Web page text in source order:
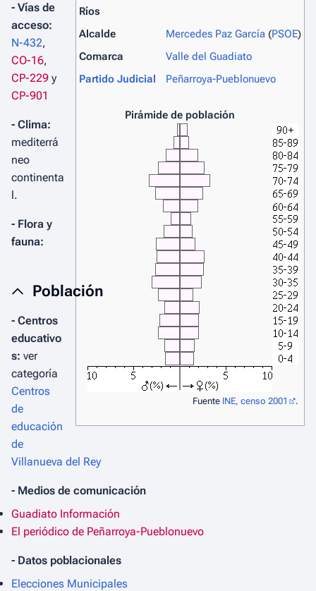
Ríos
Alcalde
Mercedes Paz García (PSOE)
Comarca
Valle del Guadiato
Partido Judicial
Peñarroya-Pueblonuevo
Pirámide de población
Fuente INE, censo 2001 .
- Vías de
acceso:
N-432,
CO-16,
CP-229 y
CP-901
- Clima:
mediterrá
neo
continenta
l.
- Flora y
fauna:
Población
- Centros
educativo
s: ver
categoría
Centros
de
educación
de
Villanueva del Rey
- Medios de comunicación
Guadiato Información
El periódico de Peñarroya-Pueblonuevo
- Datos poblacionales
Elecciones Municipales